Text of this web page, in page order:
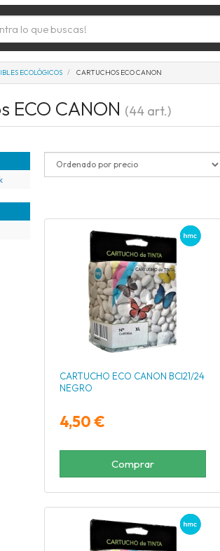
ECOLÓGICOS CARTUCHOS ECO CANON
ECO CANON (44 art.)
CARTUCHO ECO CANON BCI21/24
NEGRO
4,50 €
Comprar